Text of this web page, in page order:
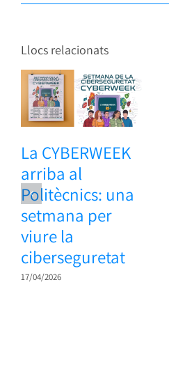
Llocs relacionats
La CYBERWEEK
arriba al
Politècnics: una
setmana per
viure la
ciberseguretat
17/04/2026